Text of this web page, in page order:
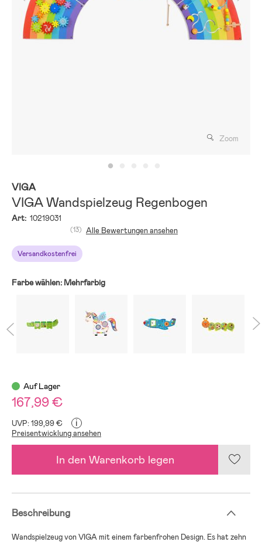
Zoom
VIGA
VIGA Wandspielzeug Regenbogen
Art: 10219031
Versandkostenfrei
(13) Alle Bewertungen ansehen
Farbe wählen: Mehrfarbig
Auf Lager
167,99 €
UVP: 199,99 € i
Preisentwicklung ansehen
In den Warenkorb legen
Beschreibung
Wandspielzeug von VIGA mit einem farbenfrohen Design. Es hat zehn